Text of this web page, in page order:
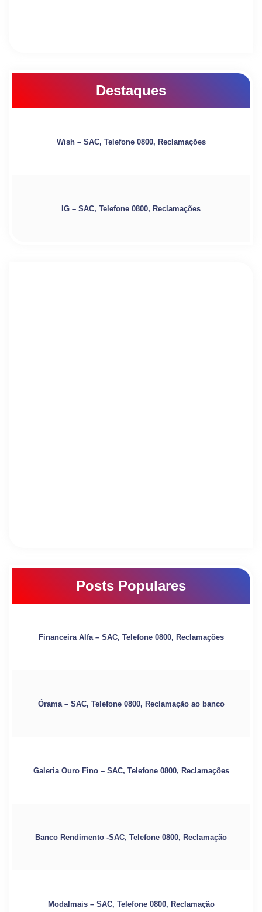
Destaques
Wish – SAC, Telefone 0800, Reclamações
IG – SAC, Telefone 0800, Reclamações
Posts Populares
Financeira Alfa – SAC, Telefone 0800, Reclamações
Órama – SAC, Telefone 0800, Reclamação ao banco
Galeria Ouro Fino – SAC, Telefone 0800, Reclamações
Banco Rendimento -SAC, Telefone 0800, Reclamação
Modalmais – SAC, Telefone 0800, Reclamação